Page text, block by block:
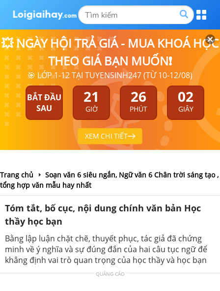
💥 NGÀY HỘI TRẢ GIÁ - MUA KHOÁ HỌC
THEO GIÁ BẠN MUỐN❗
🎯 LỚP 1-12 TẠI TUYENSINH247 (TỪ 10-12/08)
BẮT ĐẦU
SAU
21
GIỜ
26
PHÚT
02
GIÂY
XEM CHI TIẾT
Trang chủ
Soạn văn 6 siêu ngắn, Ngữ văn 6 Chân trời sáng tạo ,
tổng hợp văn mẫu hay nhất
Tóm tắt, bố cục, nội dung chính văn bản Học
thầy học bạn
Bằng lập luận chặt chẽ, thuyết phục, tác giả đã chứng
minh về ý nghĩa và sự đúng đắn của hai câu tục ngữ để
khẳng định vai trò quan trọng của học thầy và học bạn
QUẢNG CÁO